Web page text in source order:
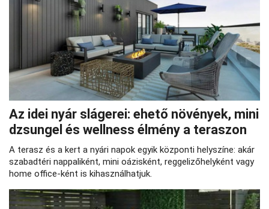
Az idei nyár slágerei: ehető növények, mini
dzsungel és wellness élmény a teraszon
A terasz és a kert a nyári napok egyik központi helyszíne: akár
szabadtéri nappaliként, mini oázisként, reggelizőhelyként vagy
home office-ként is kihasználhatjuk.